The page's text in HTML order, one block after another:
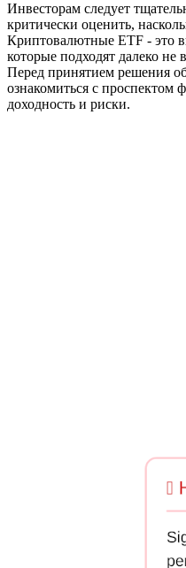
Инвесторам следует
критически оценить,
Криптовалютные ETF - это
которые подходят далеко не
Перед принятием решения
ознакомиться с проспектом
доходность и риски.